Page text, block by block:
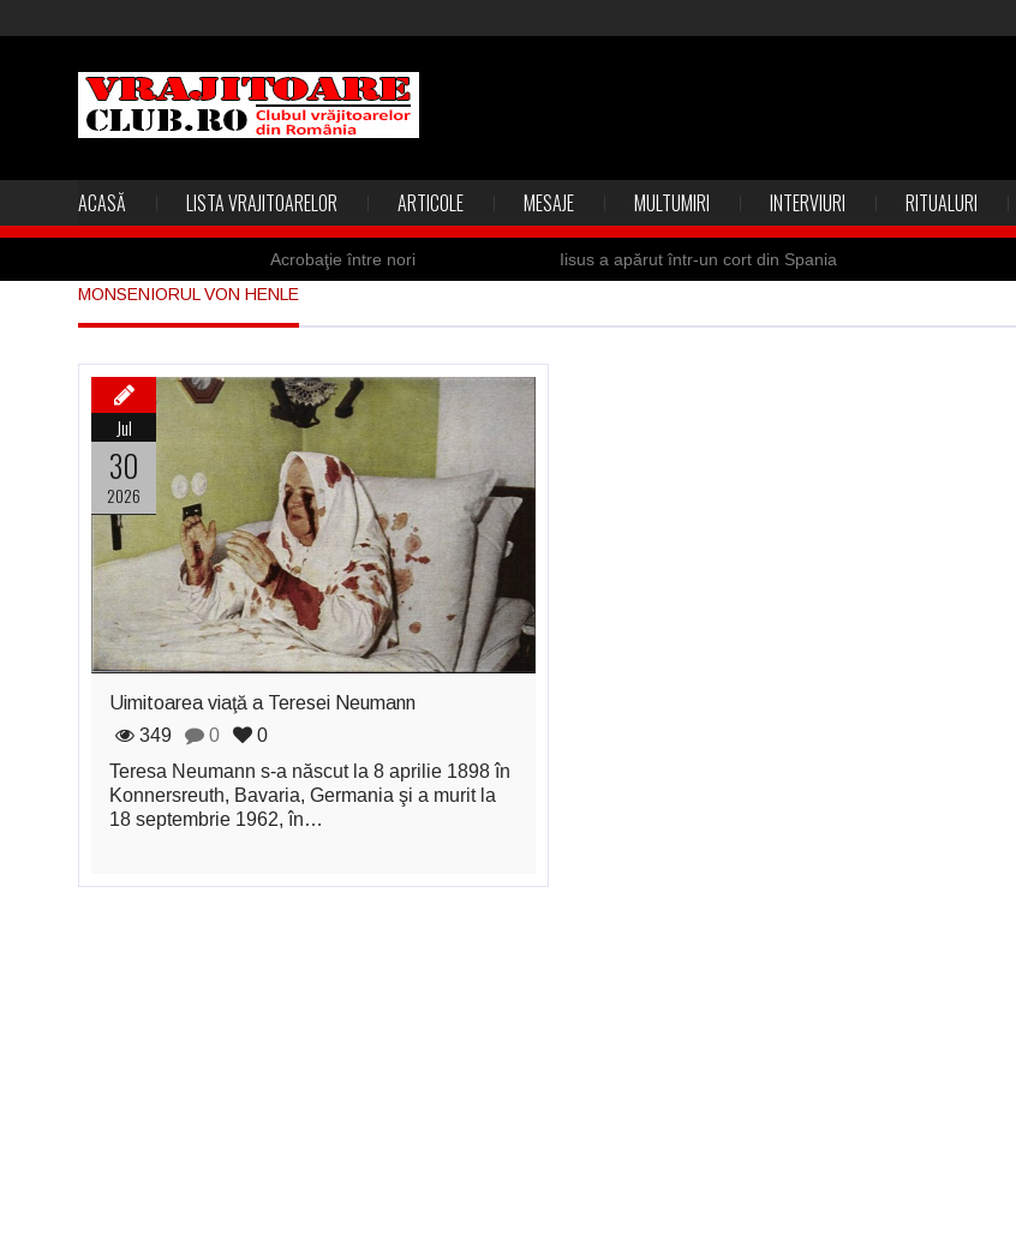
ACASĂ LISTA VRAJITOARELOR ARTICOLE MESAJE MULTUMIRI INTERVIURI RITUALURI
Acrobaţie între nori Iisus a apărut într-un cort din Spania
Marea vânătoare de vrăjitoare din Suedia
Derba, un oraş misterios vizitat şi de sfântul Petre
Şi-a vândut soţia pentru un ritual de magie neagră
MONSENIORUL VON HENLE
Jul
30
2026
Uimitoarea viaţă a Teresei Neumann
349
0
0
Teresa Neumann s-a născut la 8 aprilie 1898 în
Konnersreuth, Bavaria, Germania şi a murit la
18 septembrie 1962, în…